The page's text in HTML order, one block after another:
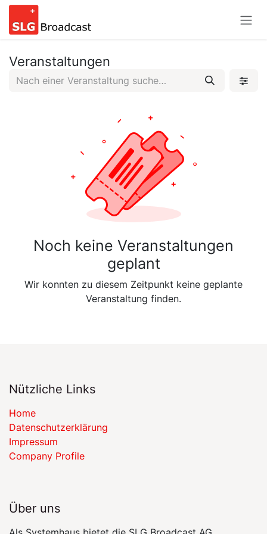
Zum Inhalt springen
Veranstaltungen
Noch keine Veranstaltungen
geplant
Wir konnten zu diesem Zeitpunkt keine geplante
Veranstaltung finden.
Nützliche Links
Home
​​Datenschutzerklärung​​
Impressum
Company Profile
Über uns